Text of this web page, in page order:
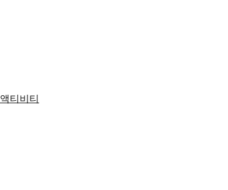
액티비티